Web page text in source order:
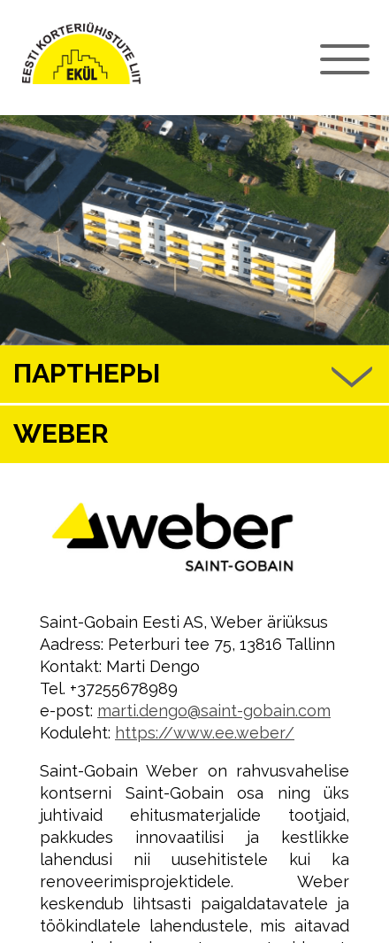
ПАРТНЕРЫ
WEBER
Saint-Gobain Eesti AS, Weber äriüksus
Aadress: Peterburi tee 75, 13816 Tallinn
Kontakt: Marti Dengo
Tel. +37255678989
e-post: marti.dengo@saint-gobain.com
Koduleht: https://www.ee.weber/
Saint-Gobain Weber on rahvusvahelise
kontserni Saint-Gobain osa ning üks
juhtivaid ehitusmaterjalide tootjaid,
pakkudes innovaatilisi ja kestlikke
lahendusi nii uusehitistele kui ka
renoveerimisprojektidele. Weber
keskendub lihtsasti paigaldatavatele ja
töökindlatele lahendustele, mis aitavad